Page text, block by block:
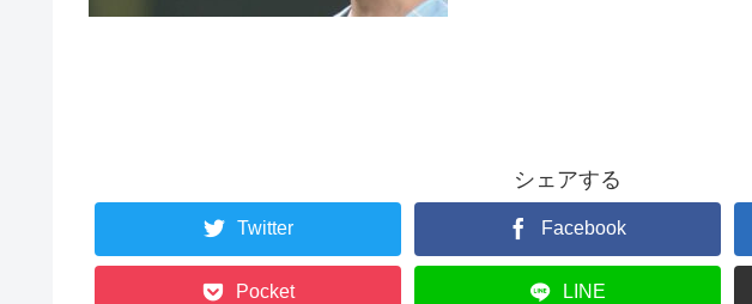
シェアする
Twitter Facebook
Pocket LINE